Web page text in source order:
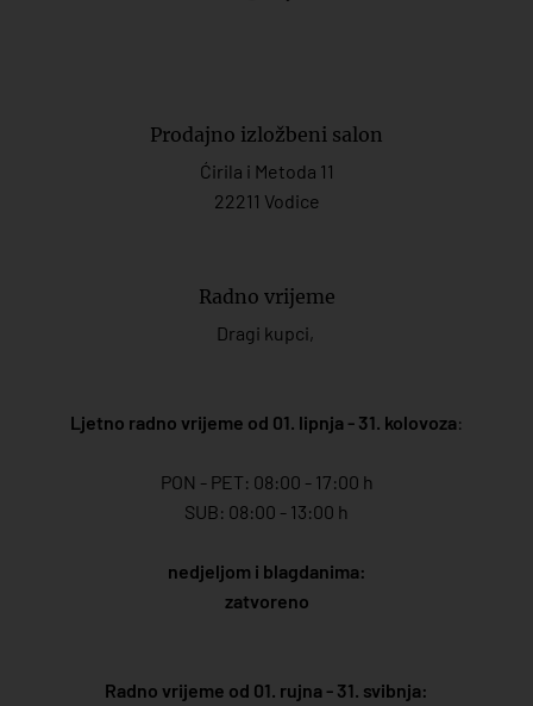
Prodajno izložbeni salon
Ćirila i Metoda 11
22211 Vodice
Radno vrijeme
Dragi kupci,
Ljetno radno vrijeme od 01. lipnja - 31. kolovoza:
PON - PET: 08:00 - 17:00 h
SUB: 08:00 - 13:00 h
nedjeljom i blagdanima:
zatvoreno
Radno vrijeme od 01. rujna - 31. svibnja: